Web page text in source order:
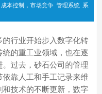
本控制，市场竞争 管理系统 系
行业开始步入数字化转
的重工业领域，也在逐
过去，砂石公司的管理
靠人工和手工记录来维
技术的不断更新，数字